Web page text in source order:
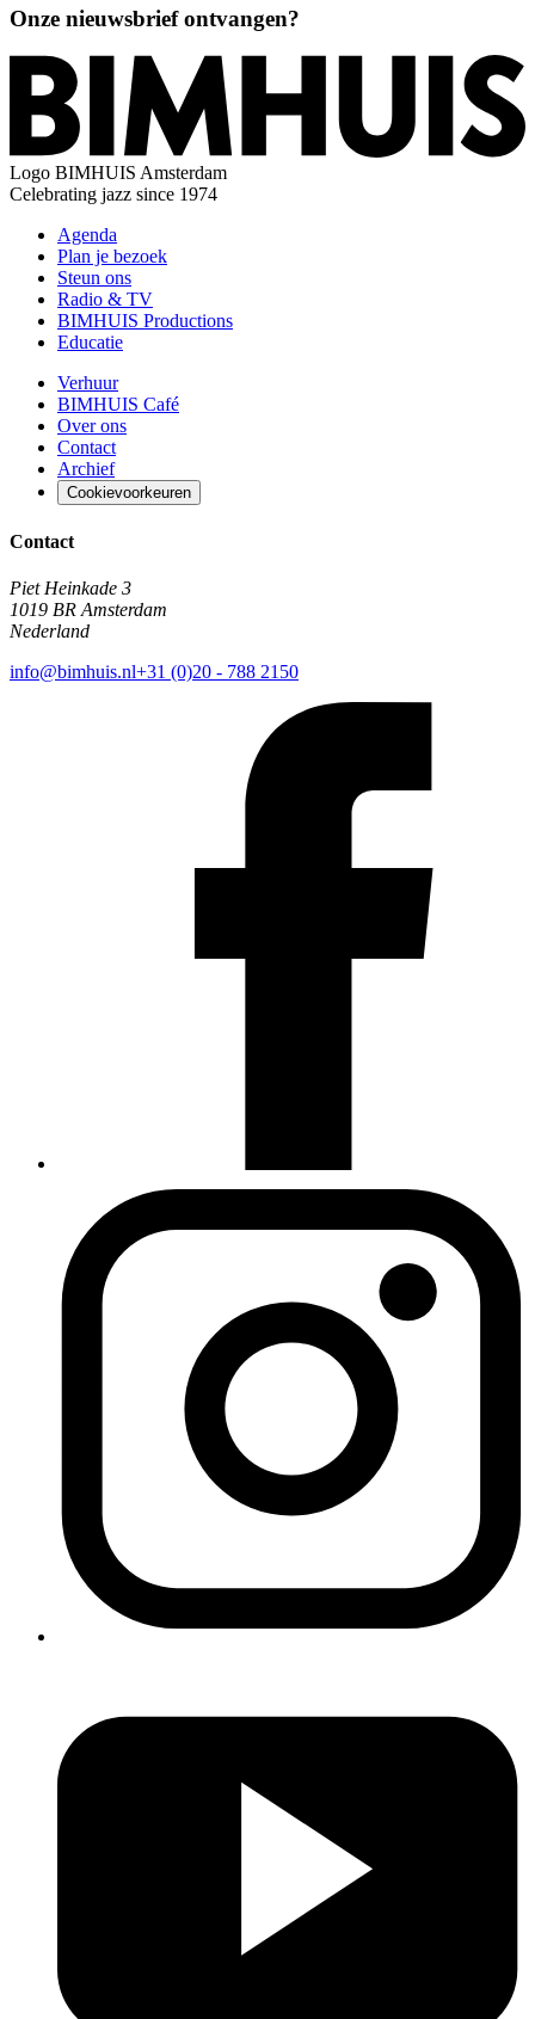
Onze nieuwsbrief ontvangen?
Logo BIMHUIS Amsterdam
Celebrating jazz since 1974
Agenda
Plan je bezoek
Steun ons
Radio & TV
BIMHUIS Productions
Educatie
Verhuur
BIMHUIS Café
Over ons
Contact
Archief
Cookievoorkeuren
Contact
Piet Heinkade 3
1019 BR Amsterdam
Nederland
info@bimhuis.nl+31 (0)20 - 788 2150